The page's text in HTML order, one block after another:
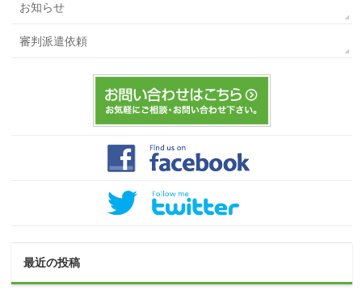
お知らせ
審判派遣依頼
最近の投稿